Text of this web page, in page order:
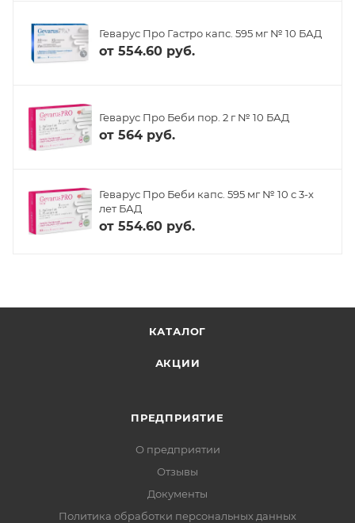
Геварус Про Гастро капс. 595 мг № 10 БАД
от 554.60 руб.
Геварус Про Беби пор. 2 г № 10 БАД
от 564 руб.
Геварус Про Беби капс. 595 мг № 10 с 3-х
лет БАД
от 554.60 руб.
КАТАЛОГ
АКЦИИ
ПРЕДПРИЯТИЕ
О предприятии
Отзывы
Документы
Политика обработки персональных данных